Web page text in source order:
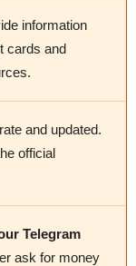
information
cards and
and updated.
official
Telegram
ask for money